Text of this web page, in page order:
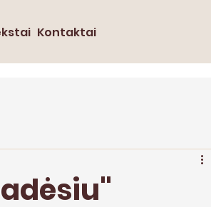
Kontaktai